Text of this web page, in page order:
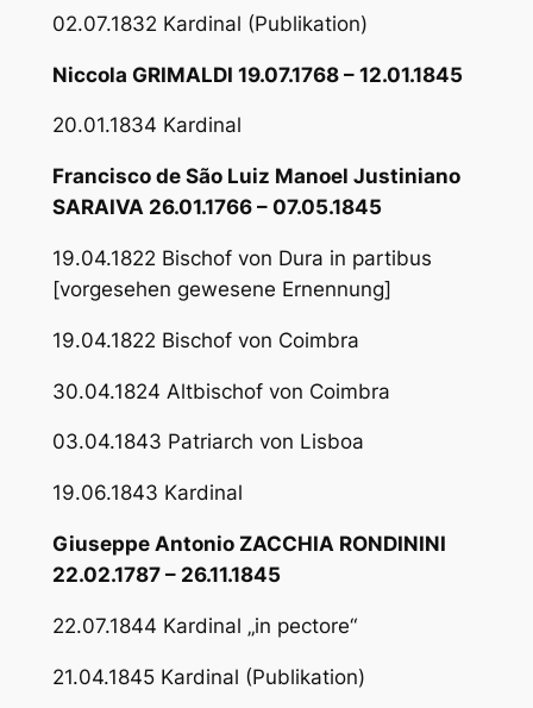
02.07.1832 Kardinal (Publikation)
Niccola GRIMALDI 19.07.1768 – 12.01.1845
20.01.1834 Kardinal
Francisco de São Luiz Manoel Justiniano
SARAIVA 26.01.1766 – 07.05.1845
19.04.1822 Bischof von Dura in partibus
[vorgesehen gewesene Ernennung]
19.04.1822 Bischof von Coimbra
30.04.1824 Altbischof von Coimbra
03.04.1843 Patriarch von Lisboa
19.06.1843 Kardinal
Giuseppe Antonio ZACCHIA RONDININI
22.02.1787 – 26.11.1845
22.07.1844 Kardinal „in pectore“
21.04.1845 Kardinal (Publikation)